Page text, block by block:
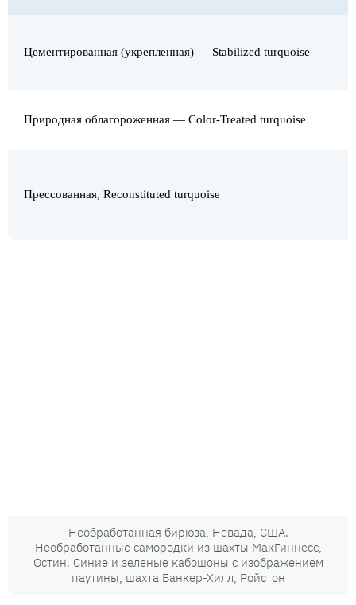
Цементированная (укрепленная) — Stabilized turquoise
Природная облагороженная — Color-Treated turquoise
Прессованная, Reconstituted turquoise
Необработанная бирюза, Невада, США.
Необработанные самородки из шахты МакГиннесс,
Остин. Синие и зеленые кабошоны с изображением
паутины, шахта Банкер-Хилл, Ройстон